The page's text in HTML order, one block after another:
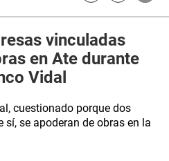
vinculadas
en Ate durante
Vidal
cuestionado porque dos
se apoderan de obras en la